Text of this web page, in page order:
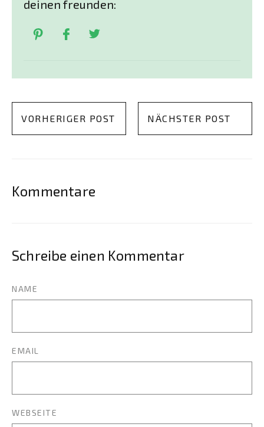
deinen freunden:
VORHERIGER POST NÄCHSTER POST
Kommentare
Schreibe einen Kommentar
NAME
EMAIL
WEBSEITE